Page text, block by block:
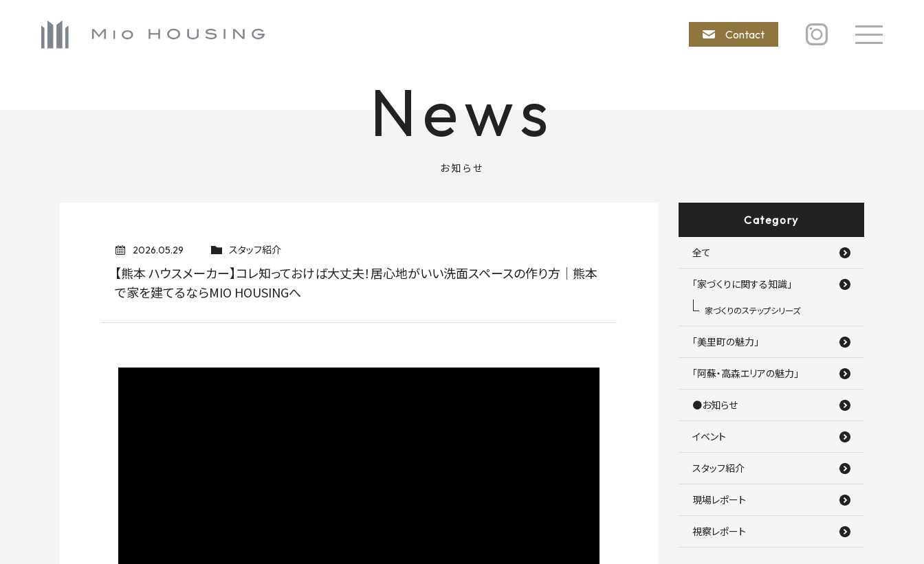
Contact
お知らせ
News
2026.05.29 スタッフ紹介
【熊本 ハウスメーカー】コレ知っておけば大丈夫！居心地がいい洗面スペースの作り方｜熊本
で家を建てるならMIO HOUSINGへ
Category
全て
「家づくりに関する知識」
家づくりのステップシリーズ
「美里町の魅力」
「阿蘇・高森エリアの魅力」
●お知らせ
イベント
スタッフ紹介
現場レポート
視察レポート